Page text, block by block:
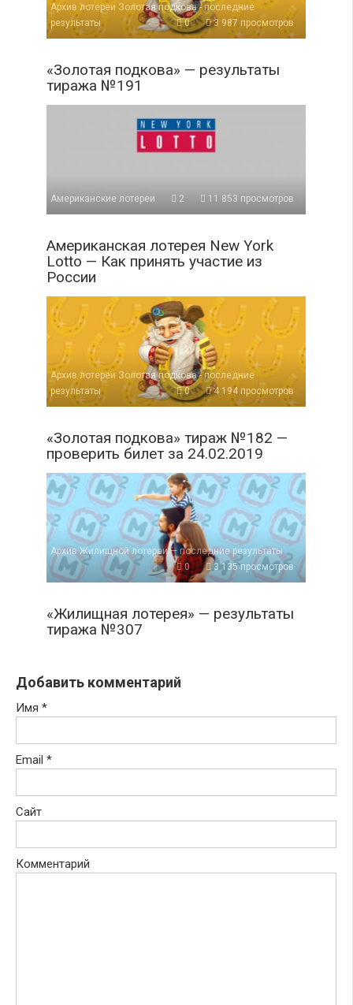
Архив лотереи Золотая подкова - последние
результаты
0 3 987 просмотров
«Золотая подкова» — результаты
тиража №191
Американские лотереи 2 11 853 просмотров
Американская лотерея New York
Lotto — Как принять участие из
России
Архив лотереи Золотая подкова - последние
результаты
0 4 194 просмотров
«Золотая подкова» тираж №182 —
проверить билет за 24.02.2019
Архив Жилищной лотереи — последние результаты
0
3 135 просмотров
«Жилищная лотерея» — результаты
тиража №307
Добавить комментарий
Имя *
Email *
Сайт
Комментарий